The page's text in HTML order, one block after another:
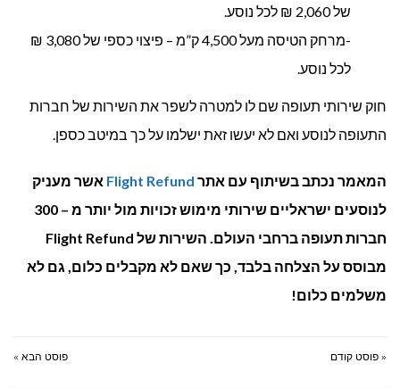
של 2,060 ₪ לכל נוסע.
-מרחק הטיסה מעל 4,500 ק”מ – פיצוי כספי של 3,080 ₪
לכל נוסע.
חוק שירותי תעופה שם לו למטרה לשפר את השירות של חברות
התעופה לנוסע ואם לא יעשו זאת ישלמו על כך במיטב כספן.
המאמר נכתב בשיתוף עם אתר Flight Refund אשר מעניק
לנוסעים ישראליים שירותי מימוש זכויות מול יותר מ – 300
חברות תעופה ברחבי העולם. השירות של Flight Refund
מבוסס על הצלחה בלבד, כך שאם לא מקבלים כלום, גם לא
משלמים כלום!
« פוסט קודם פוסט הבא »